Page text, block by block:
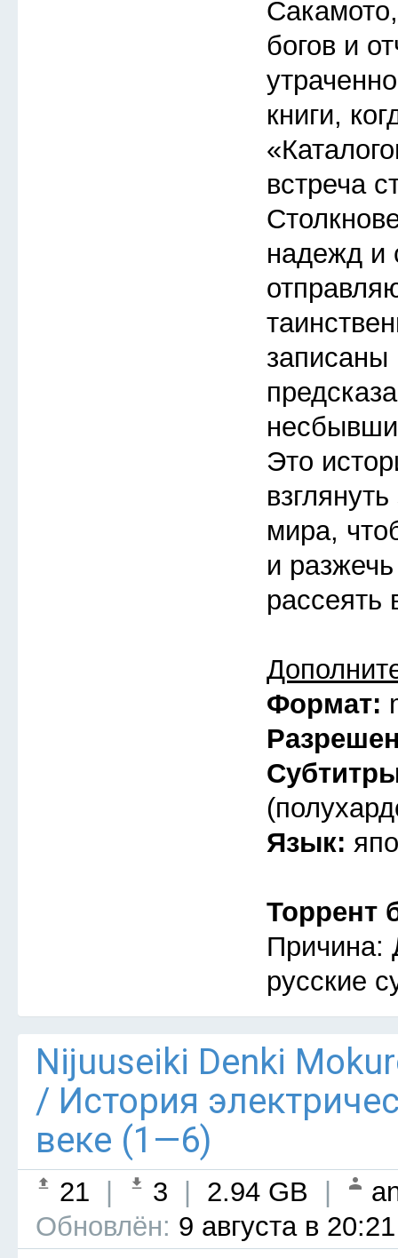
богов и
книги,
встреча
надежд и
записаны
Это
мира,
и
рассеять
Формат:
Язык:
Торрент
Причина:
русские
Nijuuseiki Denki
/ История
веке (1—6)
21 3 2.94 GB
Обновлён: 9 августа в 20:21